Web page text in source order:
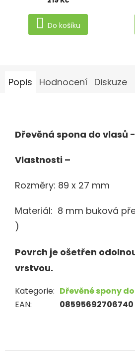
Do košíku
Popis Hodnocení Diskuze
Dřevěná spona do vlasů
Vlastnosti –
Rozměry: 89 x 27 mm
Materiál: 8 mm buková
)
Povrch je ošetřen
vrstvou.
Kategorie: Dřevěné spony
EAN: 08595692706740